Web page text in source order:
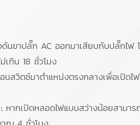
ดันขาปลั๊ก AC ออกมาเสียบกับปลั๊กไฟ
เกิน 18 ชั่วโมง
อนสวิตช์มาตำแหน่งตรงกลางเพื่อเปิด
หากเปิดหลอดไฟแบบสว่างน้อยสามาร